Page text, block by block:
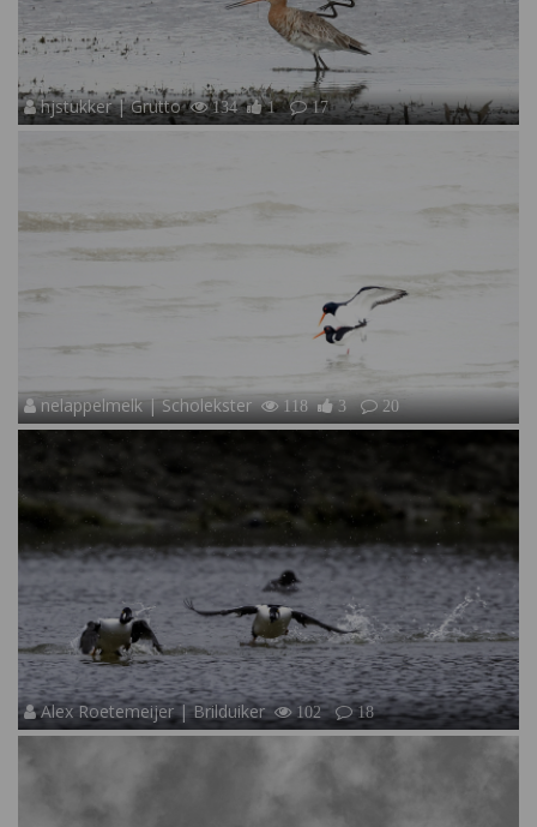
hjstukker | Grutto 134 1 17
nelappelmelk | Scholekster 118 3 20
Alex Roetemeijer | Brilduiker 102 18